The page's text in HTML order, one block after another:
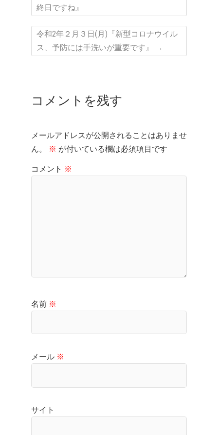
終日ですね』
令和2年２月３日(月)『新型コロナウイル
ス、予防には手洗いが重要です』
→
コメントを残す
メールアドレスが公開されることはありませ
ん。
※ が付いている欄は必須項目です
コメント ※
名前 ※
メール ※
サイト